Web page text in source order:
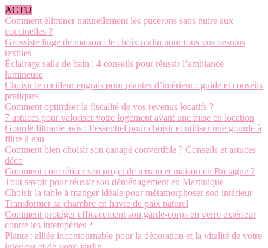
ACTU
Comment éliminer naturellement les pucerons sans nuire aux
coccinelles ?
Grossiste linge de maison : le choix malin pour tous vos besoins
textiles
Éclairage salle de bain : 4 conseils pour réussir l’ambiance
lumineuse
Choisir le meilleur engrais pour plantes d’intérieur : guide et conseils
pratiques
Comment optimiser la fiscalité de vos revenus locatifs ?
7 astuces pour valoriser votre logement avant une mise en location
Gourde filtrante avis : l’essentiel pour choisir et utiliser une gourde à
filtre à eau
Comment bien choisir son canapé convertible ? Conseils et astuces
déco
Comment concrétiser son projet de terrain et maison en Bretagne ?
Tout savoir pour réussir son déménagement en Martinique
Choisir la table à manger idéale pour métamorphoser son intérieur
Transformer sa chambre en havre de paix naturel
Comment protéger efficacement son garde-corps en verre extérieur
contre les intempéries ?
Plante : alliée incontournable pour la décoration et la vitalité de votre